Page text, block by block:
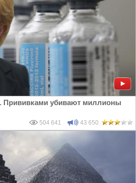
Прививками убивают миллионы
504 641 43 650